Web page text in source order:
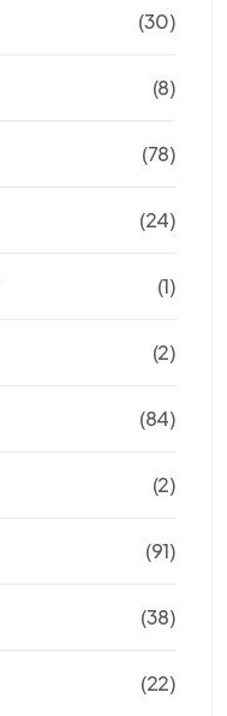
(30)
(8)
(78)
(24)
(1)
(2)
(84)
(2)
(91)
(38)
(22)